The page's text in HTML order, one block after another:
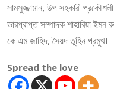
সামসুজ্জামান, উপ সহকারী
ভারপ্রাপ্ত সম্পাদক শাহারিয়া ইমন
কে এম জাহিদ, সৈয়দ তুহিন প্রমুখ।
Spread the love